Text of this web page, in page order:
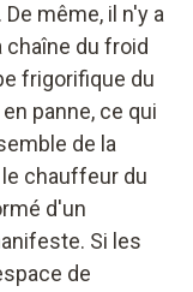
même, il n'y a
chaîne du froid
frigorifique du
panne, ce qui
de la
chauffeur du
d'un
Si les
de